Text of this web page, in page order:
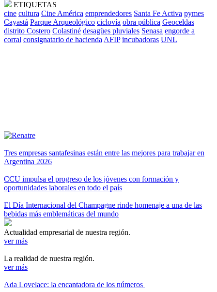
ETIQUETAS
cine cultura Cine América emprendedores Santa Fe Activa pymes
Cayastá Parque Arqueológico ciclovía obra pública Geoceldas
distrito Costero Colastiné desagües pluviales Senasa engorde a
corral consignatario de hacienda AFIP incubadoras UNL
Tres empresas santafesinas están entre las mejores para trabajar en
Argentina 2026
CCU impulsa el progreso de los jóvenes con formación y
oportunidades laborales en todo el país
El Día Internacional del Champagne rinde homenaje a una de las
bebidas más emblemáticas del mundo
Actualidad empresarial de nuestra región.
ver más
La realidad de nuestra región.
ver más
Ada Lovelace: la encantadora de los números